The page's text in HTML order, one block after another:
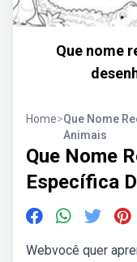
Que nome
Home>Que Nome
Animais
Que Nome
Específica
Webvocê quer